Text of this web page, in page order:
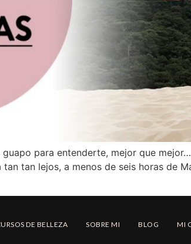
para entenderte, mejor que
tan lejos, a menos de seis horas de
DE BELLEZA SOBRE MI BLOG MI